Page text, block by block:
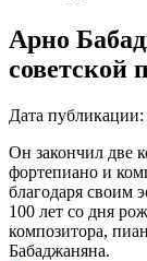
Арно
советской
Дата публикации:
Он закончил две
фортепиано и
благодаря своим
100 лет со дня
композитора,
Бабаджаняна.